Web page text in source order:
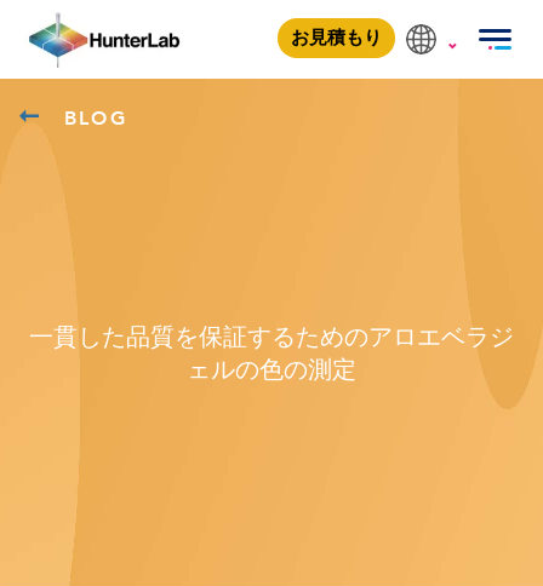
お見積もり
BLOG
一貫した品質を保証するためのアロエベラジ
ェルの色の測定